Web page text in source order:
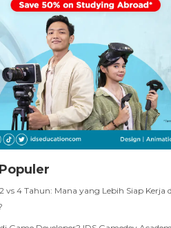
vs 4 Tahun: Mana yang Lebih Siap Kerja